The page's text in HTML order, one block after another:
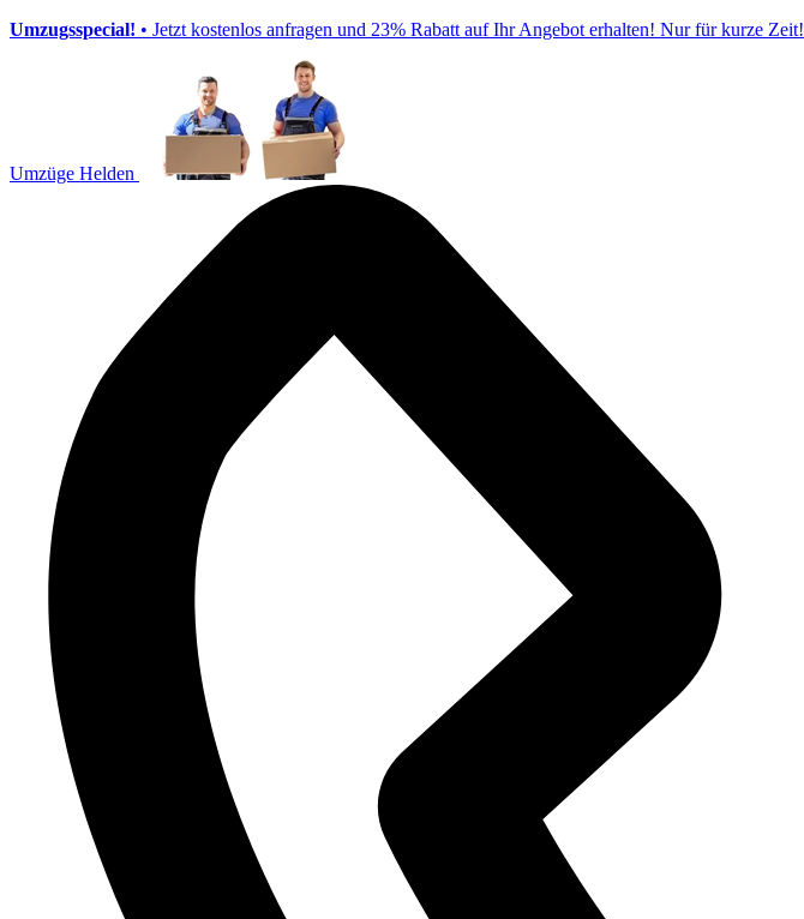
Umzugsspecial! • Jetzt kostenlos anfragen und 23% Rabatt auf Ihr Angebot erhalten! Nur für kurze Zeit!
Umzüge Helden